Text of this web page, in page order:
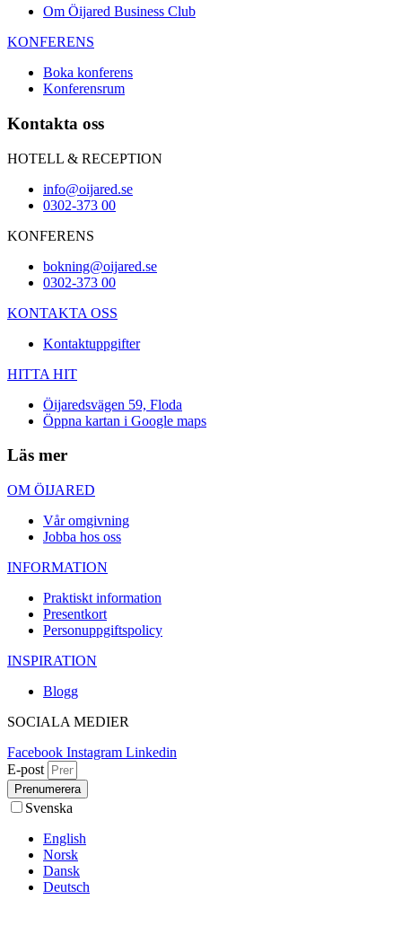
Om Öijared Business Club
KONFERENS
Boka konferens
Konferensrum
Kontakta oss
HOTELL & RECEPTION
info@oijared.se
0302-373 00
KONFERENS
bokning@oijared.se
0302-373 00
KONTAKTA OSS
Kontaktuppgifter
HITTA HIT
Öijaredsvägen 59, Floda
Öppna kartan i Google maps
Läs mer
OM ÖIJARED
Vår omgivning
Jobba hos oss
INFORMATION
Praktiskt information
Presentkort
Personuppgiftspolicy
INSPIRATION
Blogg
SOCIALA MEDIER
Facebook Instagram Linkedin
E-post
Prenumerera
Svenska
English
Norsk
Dansk
Deutsch